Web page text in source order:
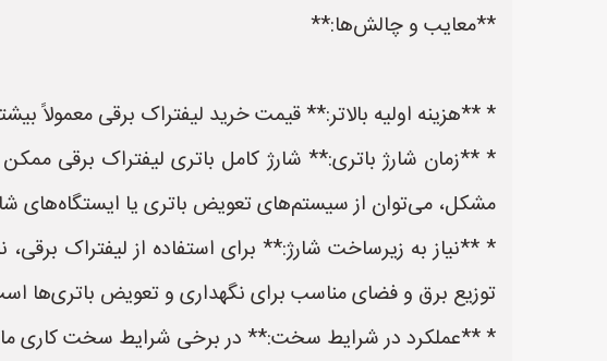
**معایب و چالش‌ها:**
* **هزینه اولیه بالاتر:** قیمت خرید لیفتراک برقی معمولاً
* **زمان شارژ باتری:** شارژ کامل باتری لیفتراک برقی
مشکل، می‌توان از سیستم‌های تعویض باتری یا ایستگاه‌های
* **نیاز به زیرساخت شارژ:** برای استفاده از لیفتراک
توزیع برق و فضای مناسب برای نگهداری و تعویض باتری‌ها
* **عملکرد در شرایط سخت:** در برخی شرایط سخت کاری